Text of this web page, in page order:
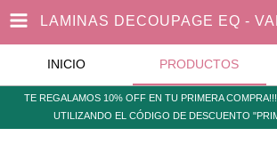
INICIO PRODUCTOS
TE REGALAMOS 10% OFF EN TU PRIMERA
UTILIZANDO EL CÓDIGO DE DESCUENTO